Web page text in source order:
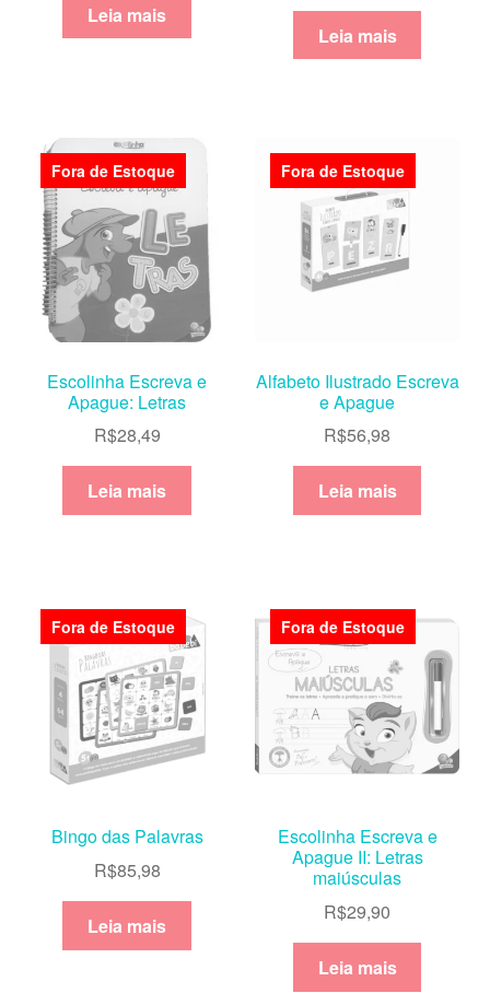
Leia mais
Leia mais
Fora de Estoque
Escolinha Escreva e
Apague: Letras
R$28,49
Leia mais
Fora de Estoque
Alfabeto Ilustrado Escreva
e Apague
R$56,98
Leia mais
Fora de Estoque
Bingo das Palavras
R$85,98
Leia mais
Fora de Estoque
Escolinha Escreva e
Apague II: Letras
maiúsculas
R$29,90
Leia mais